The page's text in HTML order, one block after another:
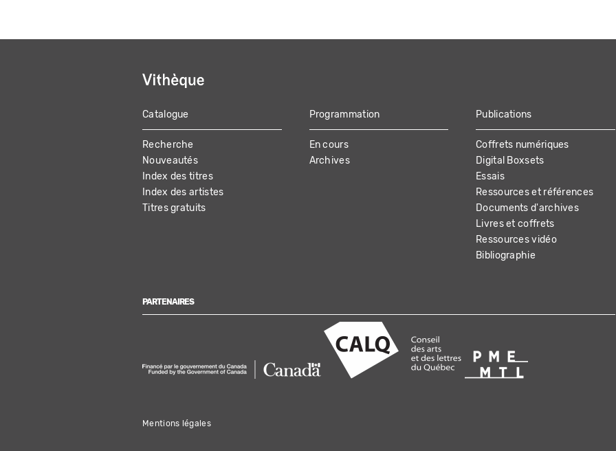
MAIN
NAVIGATION
Catalogue
Recherche
Nouveautés
Index des titres
Index des artistes
Titres gratuits
Programmation
En cours
Archives
Publications
Coffrets numériques
Digital Boxsets
Essais
Ressources et références
Documents d'archives
Livres et coffrets
Ressources vidéo
Bibliographie
PARTENAIRES
Mentions légales